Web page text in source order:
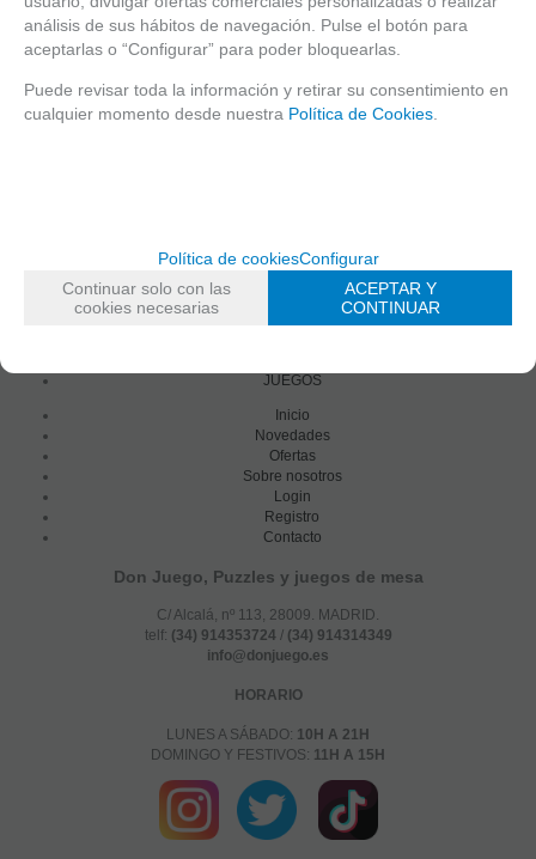
FECHA DE LANZAMIENTO
Jueves, 16 Octubre 2025
JUEGOS
Inicio
Novedades
Ofertas
Sobre nosotros
Login
Registro
Contacto
Don Juego, Puzzles y juegos de mesa
C/ Alcalá, nº 113, 28009. MADRID.
telf: (34) 914353724/ (34) 914314349
info@donjuego.es
HORARIO
LUNES A SÁBADO: 10H A 21H
DOMINGO Y FESTIVOS: 11H A 15H
análisis de sus hábitos de navegación. Pulse el botón para
aceptarlas o “Configurar” para poder bloquearlas.
Puede revisar toda la información y retirar su consentimiento en
cualquier momento desde nuestra Política de Cookies
Política de cookiesConfigurar
Continuar solo con las
cookies necesarias
ACEPTAR Y
CONTINUAR